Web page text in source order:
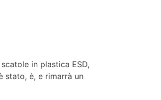
in plastica ESD,
stato, è, e rimarrà un